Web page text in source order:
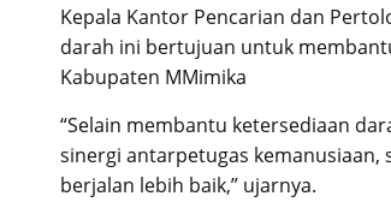
Kepala Kantor Pencarian dan
darah ini bertujuan untuk
Kabupaten MMimika
“Selain membantu ketersediaan
sinergi antarpetugas kemanusiaan,
berjalan lebih baik,” ujarnya.